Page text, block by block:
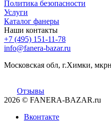
Политика безопасности
Услуги
Каталог фанеры
Наши контакты
+7 (495) 151-11-78
info@fanera-bazar.ru
Московская обл, г.Химки,
Отзывы
2026 © FANERA-BAZAR.ru
Вконтакте